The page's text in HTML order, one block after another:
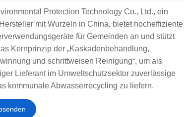
Protection Technology Co., Ltd., ein
mit Wurzeln in China, bietet hocheffiziente
für Gemeinden an und stützt
Kernprinzip der „Kaskadenbehandlung,
und schrittweisen Reinigung“, um als
Lieferant im Umweltschutzsektor zuverlässige
kommunale Abwasserrecycling zu liefern.